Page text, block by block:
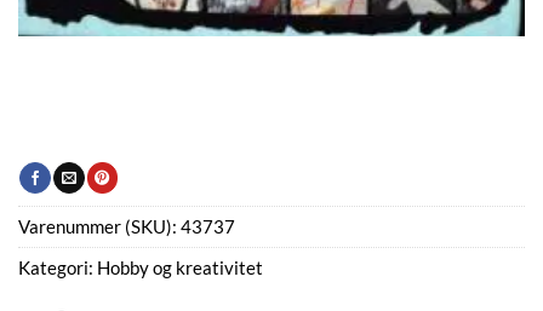
Varenummer (SKU): 43737
Kategori: Hobby og kreativitet